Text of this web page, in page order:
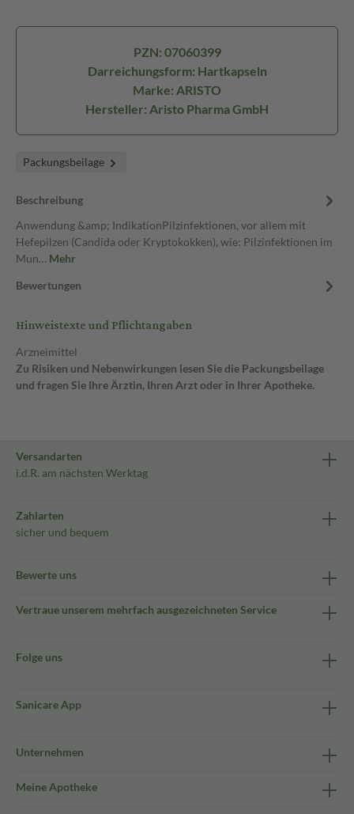
PZN: 07060399
Darreichungsform: Hartkapseln
Marke: ARISTO
Hersteller: Aristo Pharma GmbH
Packungsbeilage
Beschreibung
Anwendung &amp; IndikationPilzinfektionen, vor allem mit
Hefepilzen (Candida oder Kryptokokken), wie: Pilzinfektionen im
Mun… Mehr
Bewertungen
Hinweistexte und Pflichtangaben
Arzneimittel
Zu Risiken und Nebenwirkungen lesen Sie die Packungsbeilage
und fragen Sie Ihre Ärztin, Ihren Arzt oder in Ihrer Apotheke.
Versandarten
i.d.R. am nächsten Werktag
Zahlarten
sicher und bequem
Bewerte uns
Vertraue unserem mehrfach ausgezeichneten Service
Folge uns
Sanicare App
Unternehmen
Meine Apotheke